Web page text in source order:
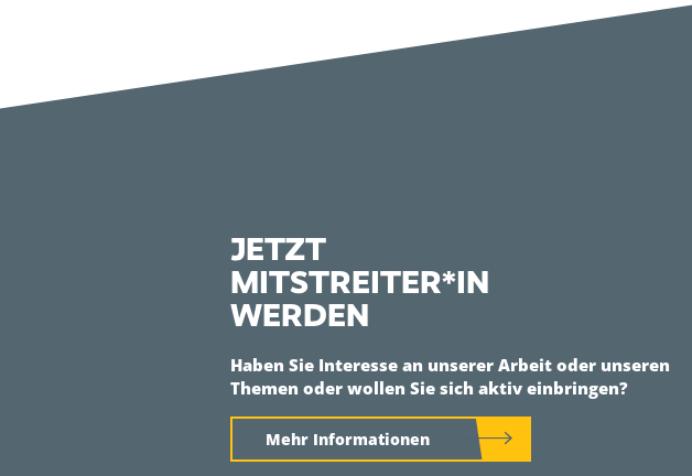
JETZT
MITSTREITER*IN
WERDEN
Haben Sie Interesse an unserer Arbeit oder unseren
Themen oder wollen Sie sich aktiv einbringen?
Mehr Informationen